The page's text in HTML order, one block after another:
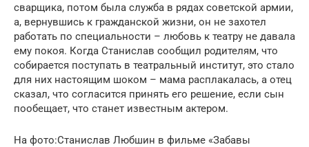
сварщика, потом была служба в рядах советской армии,
а, вернувшись к гражданской жизни, он не захотел
работать по специальности – любовь к театру не давала
ему покоя. Когда Станислав сообщил родителям, что
собирается поступать в театральный институт, это стало
для них настоящим шоком – мама расплакалась, а отец
сказал, что согласится принять его решение, если сын
пообещает, что станет известным актером.
На фото:Станислав Любшин в фильме «Забавы